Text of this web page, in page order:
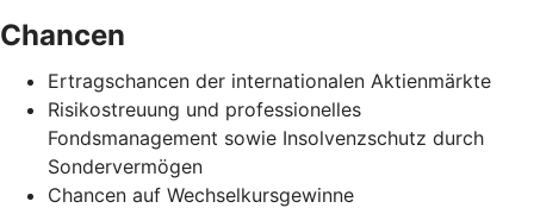
Chancen
Ertragschancen der internationalen Aktienmärkte
Risikostreuung und professionelles
Fondsmanagement sowie Insolvenzschutz durch
Sondervermögen
Chancen auf Wechselkursgewinne